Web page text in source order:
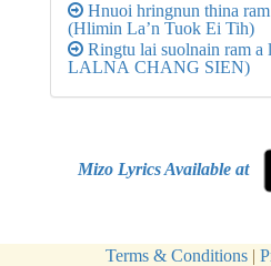
Hnuoi hringnun thina
(Hlimin La’n Tuok Ei Tih)
Ringtu lai suolnain ram
LALNA CHANG SIEN)
Mizo Lyrics Available at
Terms & Conditions|